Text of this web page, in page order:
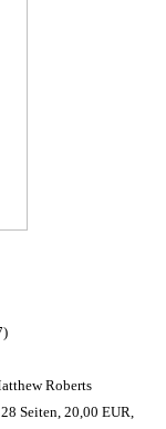
Roberts
Seiten, 20,00 EUR,